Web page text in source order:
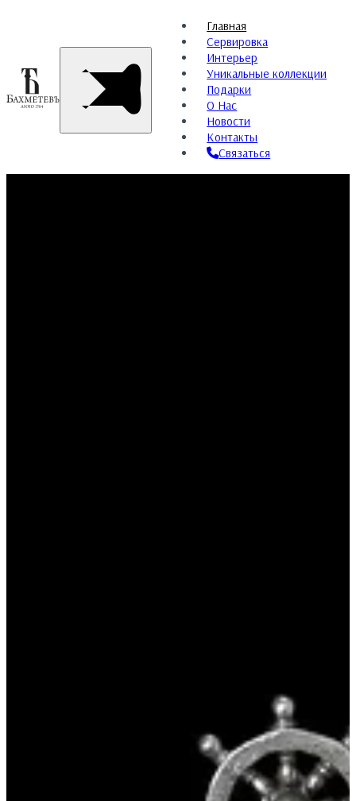
Главная
Сервировка
Интерьер
Уникальные коллекции
Подарки
О Нас
Новости
Контакты
Связаться